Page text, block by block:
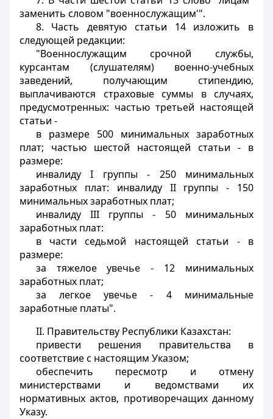
заменить словом "военнослужащим'".
8. Часть девятую статьи 14 изложить в
следующей редакции:
"Военнослужащим срочной службы,
курсантам (слушателям) военно-учебных
заведений, получающим стипендию,
выплачиваются страховые суммы в случаях,
предусмотренных: частью третьей настоящей
статьи -
в размере 500 минимальных заработных
плат; частью шестой настоящей статьи - в
размере:
инвалиду I группы - 250 минимальных
заработных плат: инвалиду II группы - 150
минимальных заработных плат;
инвалиду III группы - 50 минимальных
заработных плат:
в части седьмой настоящей статьи - в
размере:
за тяжелое увечье - 12 минимальных
заработных плат;
за легкое увечье - 4 минимальные
заработные платы".
II. Правительству Республики Казахстан:
привести решения правительства в
соответствие с настоящим Указом;
обеспечить пересмотр и отмену
министерствами и ведомствами их
нормативных актов, противоречащих данному
Указу.